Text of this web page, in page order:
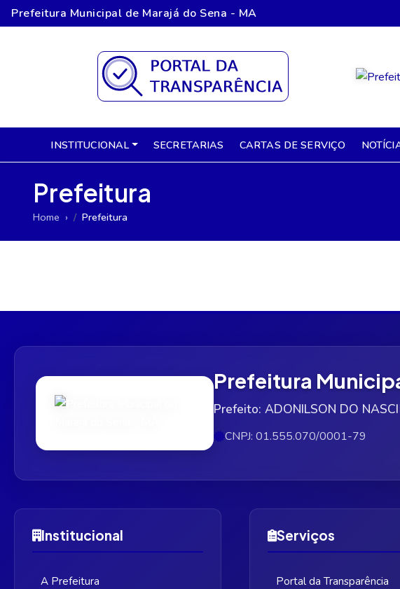
Prefeitura Municipal de Marajá do Sena - MA
INSTITUCIONAL SECRETARIAS CARTAS DE SERVIÇO
Prefeitura
Home Prefeitura
Prefeitura
Prefeito: ADONILSON DO
CNPJ: 01.555.070/0001-79
Institucional
A Prefeitura
Serviços
Portal da Transparência